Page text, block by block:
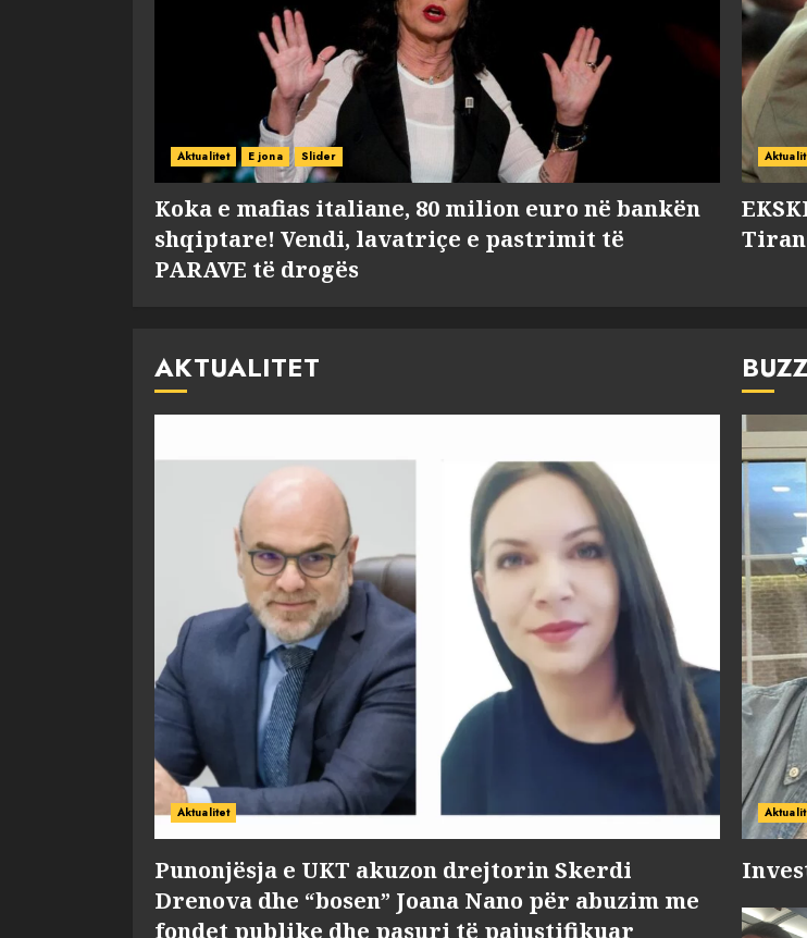
Aktualitet E jona Slider
Koka e mafias italiane, 80 milion euro në bankën
shqiptare! Vendi, lavatriçe e pastrimit të
PARAVE të drogës
AKTUALITET
Aktualitet
Punonjësja e UKT akuzon drejtorin Skerdi
Drenova dhe “bosen” Joana Nano për abuzim me
fondet publike dhe pasuri të pajustifikuar
BUZZ